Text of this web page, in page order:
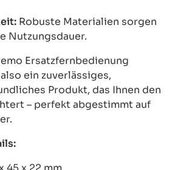
Robuste Materialien sorgen
Nutzungsdauer.
Ersatzfernbedienung
ein zuverlässiges,
Produkt, das Ihnen den
– perfekt abgestimmt auf